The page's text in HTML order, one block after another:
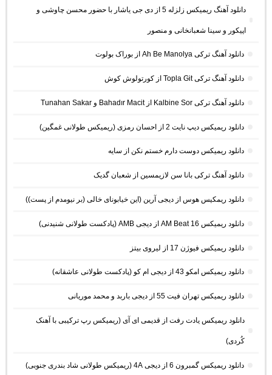
دانلود آهنگ ریمیکس زلزله 5 از دی جی یاشار با حضور محسن چاوشی و
اپیکور و سینا شعبانخانی و منصور
دانلود آهنگ ترکی Ah Be Manolya از بوراک بولوت
دانلود آهنگ ترکی Topla Git از کورتولوش کوش
دانلود آهنگ ترکی Kalbine Sor از Bahadır Macit و Tunahan Sakar
دانلود ریمیکس دیپ نایت 2 از احسان رمزی (ریمیکس طولانی غمگین)
دانلود ریمیکس دوست دارم خستم نکن از سایه
دانلود آهنگ ترکی بانا سن لازیمسین از شعبان گدیک
دانلود ریمکیس هوس از دیجی آرین (این خیابونای خالی (بر نیومدم از پست))
دانلود ریمیکس AM Beat 16 از دیجی AMB (پادکست طولانی شنیدنی)
دانلود ریمیکس فیوژن 17 از لیروی بیتز
دانلود ریمیکس امکو 43 از دیجی ام کو (پادکست طولانی عاشقانه)
دانلود ریمیکس تهران فیت 55 از دیجی باربد و محمد موریانی
دانلود ریمیکس یادت رفت از قدیمی ای آی (ریمیکس رپ ترکیبی با آهنک
کُردی)
دانلود ریمیکس گمبرون 6 از دیجی 4A (ریمیکس طولانی شاد بندری جنوبی)